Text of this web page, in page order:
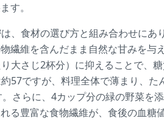
す。
、食材の選び方と組み合わせに
繊維を含んだまま自然な甘みを
大さじ2杯分）に抑えることで、
57ですが、料理全体で薄まり、
さらに、4カップ分の緑の野菜を
る豊富な食物繊維が、食後の血糖